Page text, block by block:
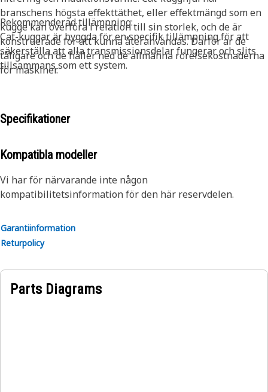
branschens högsta effekttäthet, eller effektmängd som en
kugge kan överföra i relation till sin storlek, och de är
konstruerade för att kunna återanvändas. Därför är de
tåligare och de håller ned de allmänna rörelsekostnaderna
för maskiner.
Rekommenderad tillämpning:
Cat-kuggar är byggda för en specifik tillämpning för att
säkerställa att alla transmissionsdelar fungerar och slits
tillsammans som ett system.
Specifikationer
Kompatibla modeller
Vi har för närvarande inte någon
kompatibilitetsinformation för den här reservdelen.
Garantiinformation
Returpolicy
Parts Diagrams